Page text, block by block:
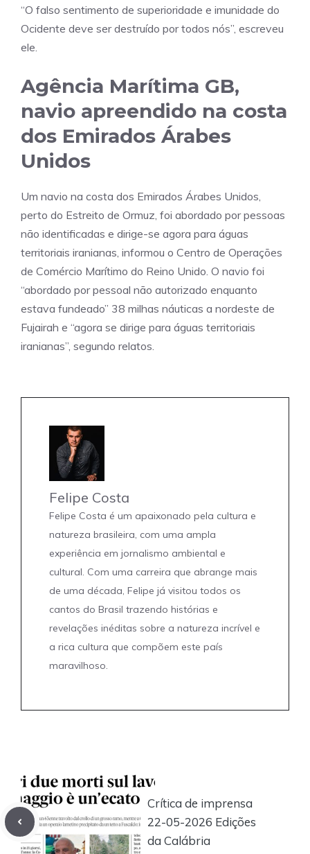
“O falso sentimento de superioridade e imunidade do
Ocidente deve ser destruído por todos nós”, escreveu
ele.
Agência Marítima GB,
navio apreendido na costa
dos Emirados Árabes
Unidos
Um navio na costa dos Emirados Árabes Unidos,
perto do Estreito de Ormuz, foi abordado por pessoas
não identificadas e dirige-se agora para águas
territoriais iranianas, informou o Centro de Operações
de Comércio Marítimo do Reino Unido. O navio foi
“abordado por pessoal não autorizado enquanto
estava fundeado” 38 milhas náuticas a nordeste de
Fujairah e “agora se dirige para águas territoriais
iranianas”, segundo relatos.
Felipe Costa
Felipe Costa é um apaixonado pela cultura e
natureza brasileira, com uma ampla
experiência em jornalismo ambiental e
cultural. Com uma carreira que abrange mais
de uma década, Felipe já visitou todos os
cantos do Brasil trazendo histórias e
revelações inéditas sobre a natureza incrível e
a rica cultura que compõem este país
maravilhoso.
Crítica de imprensa
22-05-2026 Edições
da Calábria